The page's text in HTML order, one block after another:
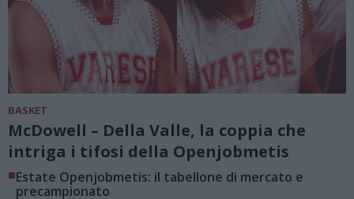
BASKET
McDowell – Della Valle, la coppia che
intriga i tifosi della Openjobmetis
■Estate Openjobmetis: il tabellone di mercato e
precampionato